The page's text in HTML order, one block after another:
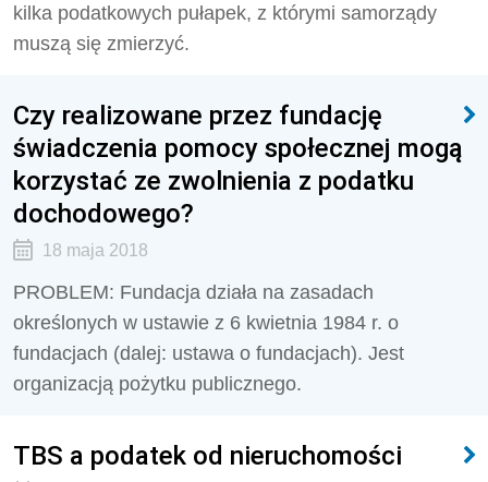
kilka podatkowych pułapek, z którymi samorządy
muszą się zmierzyć.
Czy realizowane przez fundację
świadczenia pomocy społecznej mogą
korzystać ze zwolnienia z podatku
dochodowego?
18 maja 2018
PROBLEM: Fundacja działa na zasadach
określonych w ustawie z 6 kwietnia 1984 r. o
fundacjach (dalej: ustawa o fundacjach). Jest
organizacją pożytku publicznego.
TBS a podatek od nieruchomości